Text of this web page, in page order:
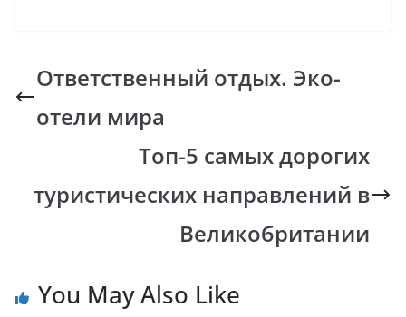
b
o
o
s
A
p
y
Li
n
k
gr
a
Ответственный отдых. Эко-
отели мира
Топ-5 самых дорогих
туристических направлений в
Великобритании
You May Also Like